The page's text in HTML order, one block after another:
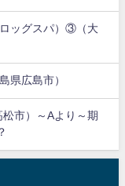
ッグスパ）③（大
県広島市）
市）～Aより～期